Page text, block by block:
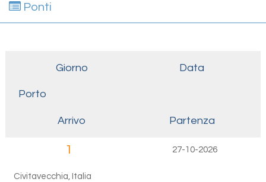
Ponti
Giorno Data
Porto
Arrivo Partenza
1 27-10-2026
Civitavecchia, Italia